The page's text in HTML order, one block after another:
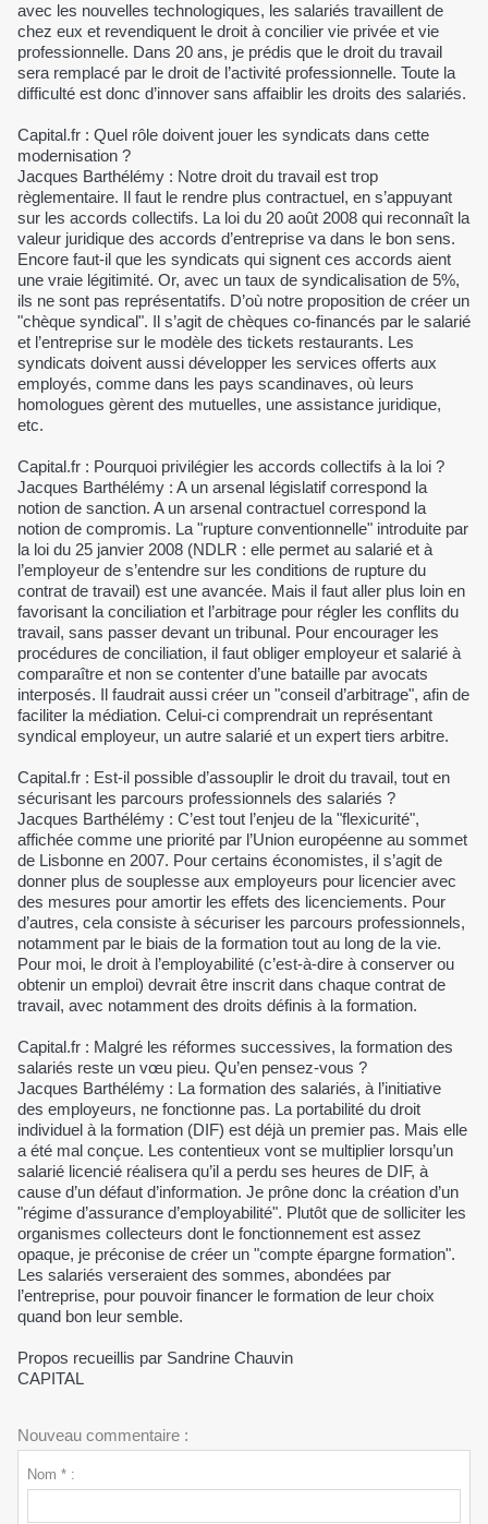
avec les nouvelles technologiques, les salariés travaillent de
chez eux et revendiquent le droit à concilier vie privée et vie
professionnelle. Dans 20 ans, je prédis que le droit du travail
sera remplacé par le droit de l’activité professionnelle. Toute la
difficulté est donc d’innover sans affaiblir les droits des salariés.
Capital.fr : Quel rôle doivent jouer les syndicats dans cette
modernisation ?
Jacques Barthélémy : Notre droit du travail est trop
règlementaire. Il faut le rendre plus contractuel, en s’appuyant
sur les accords collectifs. La loi du 20 août 2008 qui reconnaît la
valeur juridique des accords d’entreprise va dans le bon sens.
Encore faut-il que les syndicats qui signent ces accords aient
une vraie légitimité. Or, avec un taux de syndicalisation de 5%,
ils ne sont pas représentatifs. D’où notre proposition de créer un
"chèque syndical". Il s’agit de chèques co-financés par le salarié
et l’entreprise sur le modèle des tickets restaurants. Les
syndicats doivent aussi développer les services offerts aux
employés, comme dans les pays scandinaves, où leurs
homologues gèrent des mutuelles, une assistance juridique,
etc.
Capital.fr : Pourquoi privilégier les accords collectifs à la loi ?
Jacques Barthélémy : A un arsenal législatif correspond la
notion de sanction. A un arsenal contractuel correspond la
notion de compromis. La "rupture conventionnelle" introduite par
la loi du 25 janvier 2008 (NDLR : elle permet au salarié et à
l’employeur de s’entendre sur les conditions de rupture du
contrat de travail) est une avancée. Mais il faut aller plus loin en
favorisant la conciliation et l’arbitrage pour régler les conflits du
travail, sans passer devant un tribunal. Pour encourager les
procédures de conciliation, il faut obliger employeur et salarié à
comparaître et non se contenter d’une bataille par avocats
interposés. Il faudrait aussi créer un "conseil d’arbitrage", afin de
faciliter la médiation. Celui-ci comprendrait un représentant
syndical employeur, un autre salarié et un expert tiers arbitre.
Capital.fr : Est-il possible d’assouplir le droit du travail, tout en
sécurisant les parcours professionnels des salariés ?
Jacques Barthélémy : C’est tout l’enjeu de la "flexicurité",
affichée comme une priorité par l’Union européenne au sommet
de Lisbonne en 2007. Pour certains économistes, il s’agit de
donner plus de souplesse aux employeurs pour licencier avec
des mesures pour amortir les effets des licenciements. Pour
d’autres, cela consiste à sécuriser les parcours professionnels,
notamment par le biais de la formation tout au long de la vie.
Pour moi, le droit à l’employabilité (c’est-à-dire à conserver ou
obtenir un emploi) devrait être inscrit dans chaque contrat de
travail, avec notamment des droits définis à la formation.
Capital.fr : Malgré les réformes successives, la formation des
salariés reste un vœu pieu. Qu’en pensez-vous ?
Jacques Barthélémy : La formation des salariés, à l’initiative
des employeurs, ne fonctionne pas. La portabilité du droit
individuel à la formation (DIF) est déjà un premier pas. Mais elle
a été mal conçue. Les contentieux vont se multiplier lorsqu’un
salarié licencié réalisera qu’il a perdu ses heures de DIF, à
cause d’un défaut d’information. Je prône donc la création d’un
"régime d’assurance d’employabilité". Plutôt que de solliciter les
organismes collecteurs dont le fonctionnement est assez
opaque, je préconise de créer un "compte épargne formation".
Les salariés verseraient des sommes, abondées par
l’entreprise, pour pouvoir financer le formation de leur choix
quand bon leur semble.
Propos recueillis par Sandrine Chauvin
CAPITAL
Nouveau commentaire :
Nom * :